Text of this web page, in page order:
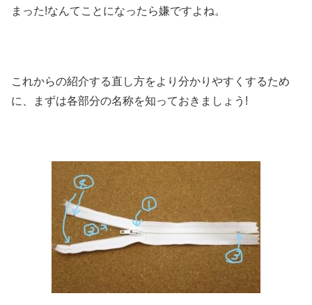
まった!なんてことになったら嫌ですよね。
これからの紹介する直し方をより分かりやすくするため
に、まずは各部分の名称を知っておきましょう!